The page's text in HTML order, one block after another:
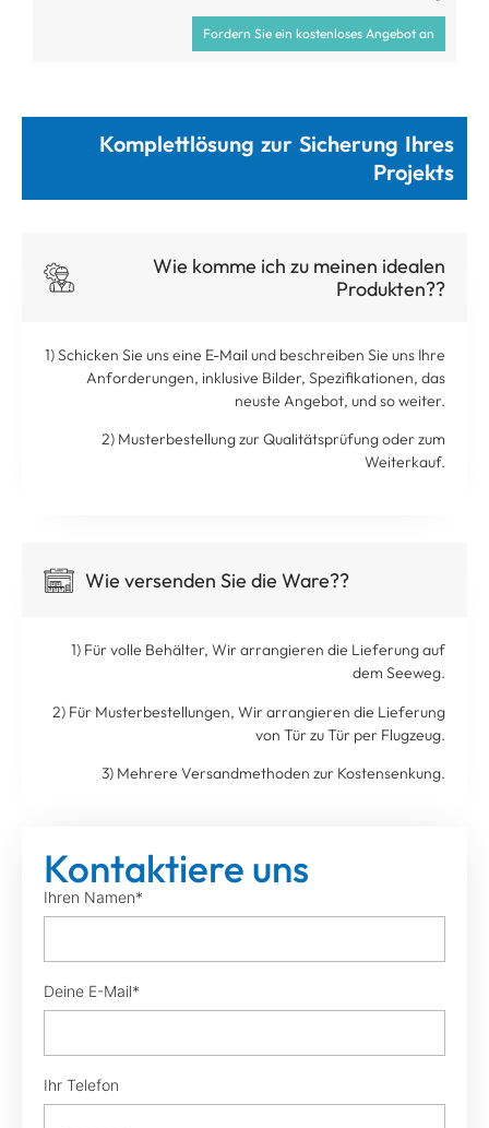
Fordern Sie ein kostenloses Angebot an
Komplettlösung zur Sicherung Ihres
Projekts
Wie komme ich zu meinen idealen
Produkten??
1) Schicken Sie uns eine E-Mail und beschreiben Sie uns Ihre
Anforderungen, inklusive Bilder, Spezifikationen, das
neuste Angebot, und so weiter.
2) Musterbestellung zur Qualitätsprüfung oder zum
Weiterkauf.
Wie versenden Sie die Ware??
1) Für volle Behälter, Wir arrangieren die Lieferung auf
dem Seeweg.
2) Für Musterbestellungen, Wir arrangieren die Lieferung
von Tür zu Tür per Flugzeug.
3) Mehrere Versandmethoden zur Kostensenkung.
Kontaktiere uns
Ihren Namen*
Deine E-Mail*
Ihr Telefon